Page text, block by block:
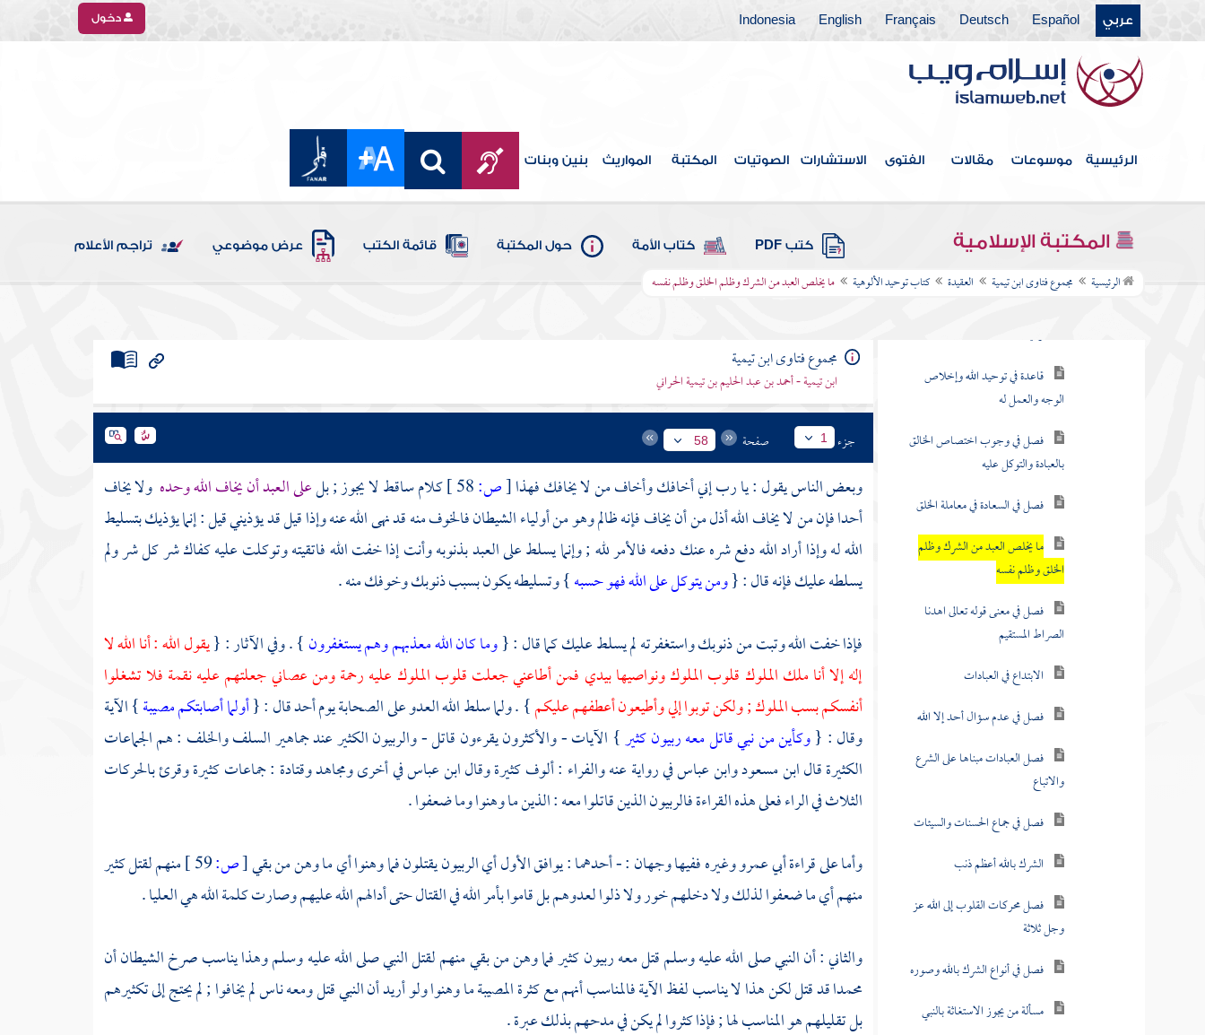
عربي Español
Deutsch
Français
English
Indonesia دخول
الرئيسية موسوعات مقالات الفتوى الاستشارات الصوتيات المكتبة المواريث بنين وبنات
المكتبة الإسلامية كتب PDF كتاب الأمة حول المكتبة قائمة الكتب عرض موضوعي تراجم الأعلام
الرئيسية مجموع فتاوى ابن تيمية العقيدة كتاب توحيد الألوهية ما يخلص العبد من الشرك وظلم الخلق وظلم نفسه
فهرس الكتاب
العقيدة
كتاب توحيد الألوهية
ذلك ونتيجته
قاعدة في توحيد الله وإخلاص
الوجه والعمل له
فصل في وجوب اختصاص الخالق
بالعبادة والتوكل عليه
فصل في السعادة في معاملة الخلق
ما يخلص العبد من الشرك وظلم
الخلق وظلم نفسه
فصل في معنى قوله تعالى اهدنا
الصراط المستقيم
الابتداع في العبادات
فصل في عدم سؤال أحد إلا الله
فصل العبادات مبناها على الشرع
والاتباع
فصل في جماع الحسنات والسيئات
الشرك بالله أعظم ذنب
فصل محركات القلوب إلى الله عز
وجل ثلاثة
فصل في أنواع الشرك بالله وصوره
مسألة من يجوز الاستغاثة بالنبي
مجموع فتاوى ابن تيمية
ابن تيمية - أحمد بن عبد الحليم بن تيمية الحراني
جزء 1 صفحة 58
وبعض الناس يقول : يا رب إني أخافك وأخاف من لا يخافك فهذا[ص: كلام ساقط لا يجوز ; بلعلى العبد أن يخاف الله وحده ولا يخاف
أحدا فإن من لا يخاف الله أذل من أن يخاف فإنه ظالم وهو من أولياء الشيطان فالخوف منه قد نهى الله عنه وإذا قيل قد يؤذيني قيل : إنما يؤذيك بتسليط
الله له وإذا أراد الله دفع شره عنك دفعه فالأمر لله ; وإنما يسلط على العبد بذنوبه وأنت إذا خفت الله فاتقيته وتوكلت عليه كفاك شر كل شر ولم
يسلطه عليك فإنه قال : {ومن يتوكل على الله فهو حسبه} وتسليطه يكون بسبب ذنوبك وخوفك منه .
فإذا خفت الله وتبت من ذنوبك واستغفرته لم يسلط عليك كما قال : {وما كان الله معذبهم وهم يستغفرون} . وفي الآثار : {يقول الله : أنا الله لا
إله إلا أنا ملك الملوك قلوب الملوك ونواصيها بيدي فمن أطاعني جعلت قلوب الملوك عليه رحمة ومن عصاني جعلتهم عليه نقمة فلا تشغلوا
أنفسكم بسب الملوك ; ولكن توبوا إلي وأطيعون أعطفهم عليكم} . ولما سلط الله العدو علىالصحابةيومأحدقال : {أولما أصابتكم مصيبة} الآية
وقال : {وكأين من نبي قاتل معه ربيون كثير} الآيات - والأكثرون يقرءون قاتل - والربيون الكثير عند جماهير السلف والخلف : هم الجماعات
الكثيرة قالابن مسعودوابن عباسفي رواية عنهوالفراء : ألوف كثيرة وقالابن عباسفي أخرىومجاهدوقتادة: جماعات كثيرة وقرئ بالحركات
الثلاث في الراء فعلى هذه القراءة فالربيون الذين قاتلوا معه : الذين ما وهنوا وما ضعفوا .
وأما على قراءةأبي عمرووغيره ففيها وجهان : - أحدهما : يوافق الأول أي الربيون يقتلون فما وهنوا أي ما وهن من بقي[ص:59 ]
منهم لقتل كثير
منهم أي ما ضعفوا لذلك ولا دخلهم خور ولا ذلوا لعدوهم بل قاموا بأمر الله في القتال حتى أدالهم الله عليهم وصارت كلمة الله هي العليا .
والثاني : أن النبي صلى الله عليه وسلم قتل معه ربيون كثير فما وهن من بقي منهم لقتل النبي صلى الله عليه وسلم وهذا يناسب صرخ الشيطان أن
محمداقد قتل لكن هذا لا يناسب لفظ الآية فالمناسب أنهم مع كثرة المصيبة ما وهنوا ولو أريد أن النبي قتل ومعه ناس لم يخافوا ; لم يحتج إلى تكثيرهم
بل تقليلهم هو المناسب لها ; فإذا كثروا لم يكن في مدحهم بذلك عبرة .